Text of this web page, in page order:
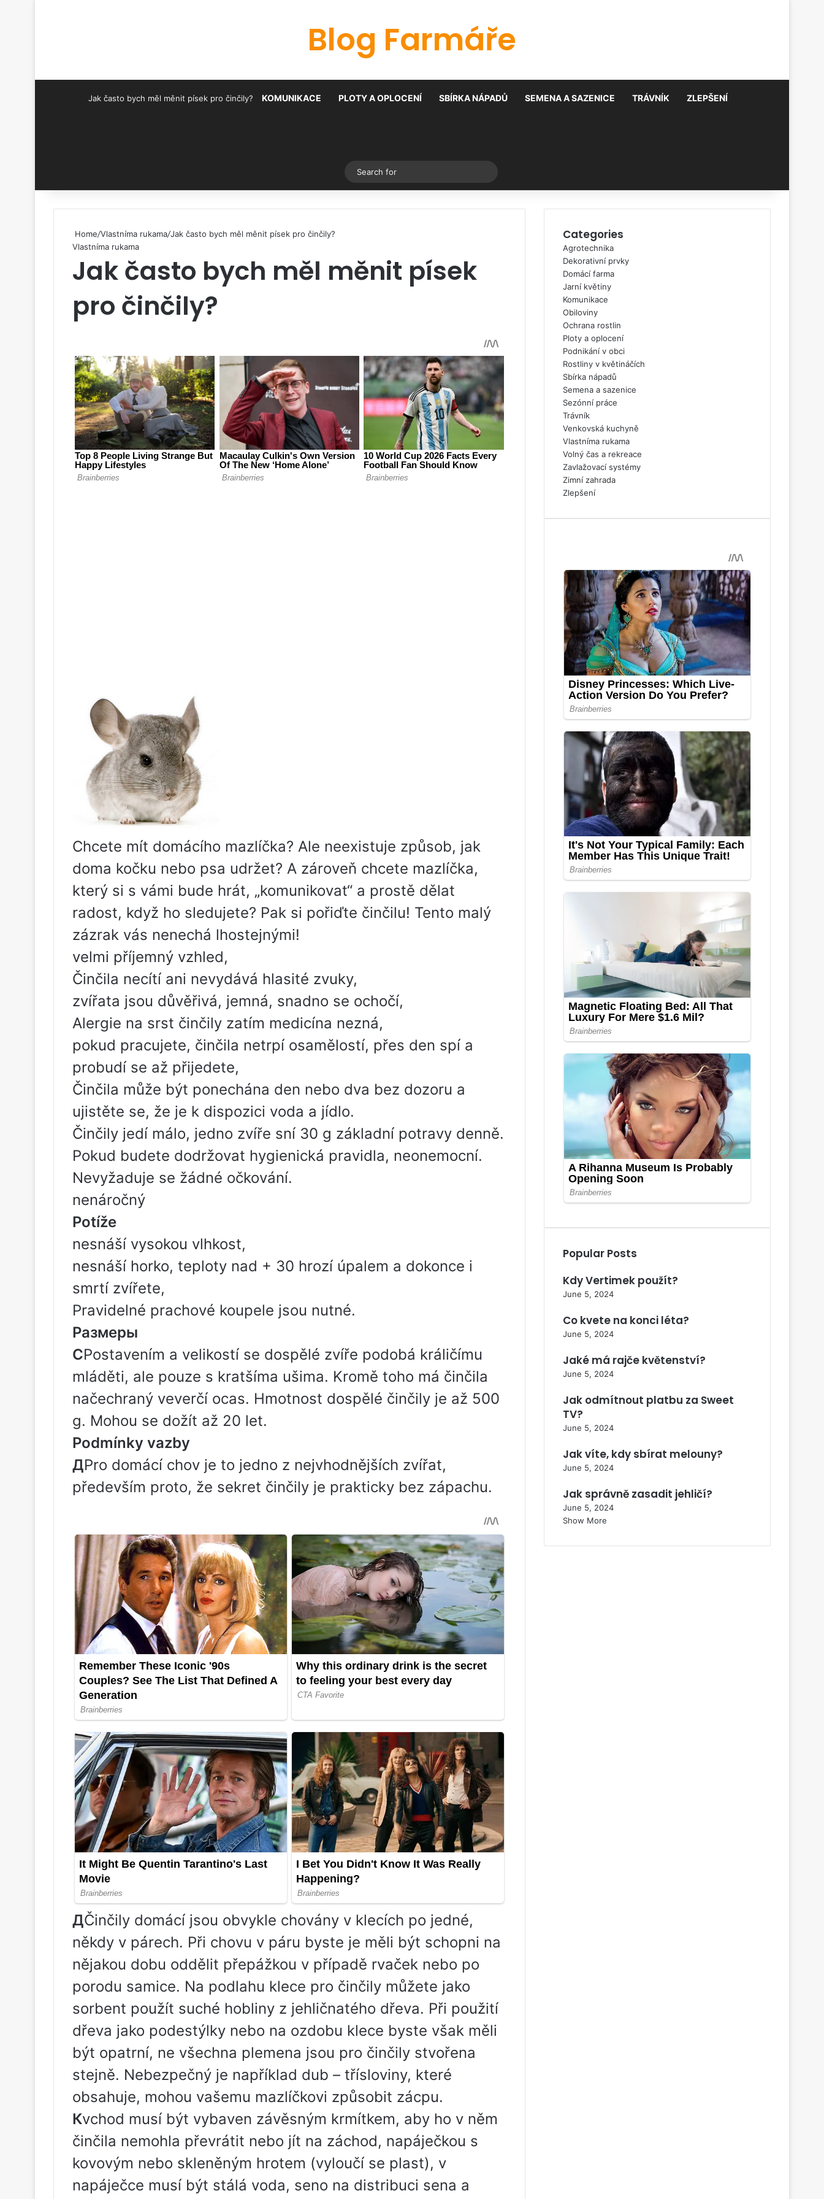
Blog Farmáře
Jak často bych měl měnit písek pro činčily? KOMUNIKACE PLOTY A OPLOCENÍ SBÍRKA NÁPADŮ SEMENA A SAZENICE TRÁVNÍK ZLEPŠENÍ
Switch skin
for
Home/Vlastníma rukama/Jak často bych měl měnit písek pro činčily?
Vlastníma rukama
Jak často bych měl měnit písek
pro činčily?
Chcete mít domácího mazlíčka? Ale neexistuje způsob, jak
doma kočku nebo psa udržet? A zároveň chcete mazlíčka,
který si s vámi bude hrát, „komunikovat“ a prostě dělat
radost, když ho sledujete? Pak si pořiďte činčilu! Tento malý
zázrak vás nenechá lhostejnými!
velmi příjemný vzhled,
Činčila necítí ani nevydává hlasité zvuky,
zvířata jsou důvěřivá, jemná, snadno se ochočí,
Alergie na srst činčily zatím medicína nezná,
pokud pracujete, činčila netrpí osamělostí, přes den spí a
probudí se až přijedete,
Činčila může být ponechána den nebo dva bez dozoru a
ujistěte se, že je k dispozici voda a jídlo.
Činčily jedí málo, jedno zvíře sní 30 g základní potravy denně.
Pokud budete dodržovat hygienická pravidla, neonemocní.
Nevyžaduje se žádné očkování.
nenáročný
Potíže
nesnáší vysokou vlhkost,
nesnáší horko, teploty nad + 30 hrozí úpalem a dokonce i
smrtí zvířete,
Pravidelné prachové koupele jsou nutné.
Размеры
СPostavením a velikostí se dospělé zvíře podobá králičímu
mláděti, ale pouze s kratšíma ušima. Kromě toho má činčila
načechraný veverčí ocas. Hmotnost dospělé činčily je až 500
g. Mohou se dožít až 20 let.
Podmínky vazby
ДPro domácí chov je to jedno z nejvhodnějších zvířat,
především proto, že sekret činčily je prakticky bez zápachu.
ДČinčily domácí jsou obvykle chovány v klecích po jedné,
někdy v párech. Při chovu v páru byste je měli být schopni na
nějakou dobu oddělit přepážkou v případě rvaček nebo po
porodu samice. Na podlahu klece pro činčily můžete jako
sorbent použít suché hobliny z jehličnatého dřeva. Při použití
dřeva jako podestýlky nebo na ozdobu klece byste však měli
být opatrní, ne všechna plemena jsou pro činčily stvořena
stejně. Nebezpečný je například dub – třísloviny, které
obsahuje, mohou vašemu mazlíčkovi způsobit zácpu.
Кvchod musí být vybaven závěsným krmítkem, aby ho v něm
činčila nemohla převrátit nebo jít na záchod, napáječkou s
kovovým nebo skleněným hrotem (vyloučí se plast), v
napáječce musí být stálá voda, seno na distribuci sena a
Categories
Agrotechnika
Dekorativní prvky
Domácí farma
Jarní květiny
Komunikace
Obiloviny
Ochrana rostlin
Ploty a oplocení
Podnikání v obci
Rostliny v květináčích
Sbírka nápadů
Semena a sazenice
Sezónní práce
Trávník
Venkovská kuchyně
Vlastníma rukama
Volný čas a rekreace
Zavlažovací systémy
Zimní zahrada
Zlepšení
Popular Posts
Kdy Vertimek použít?
June 5, 2024
Co kvete na konci léta?
June 5, 2024
Jaké má rajče květenství?
June 5, 2024
Jak odmítnout platbu za Sweet
TV?
June 5, 2024
Jak víte, kdy sbírat melouny?
June 5, 2024
Jak správně zasadit jehličí?
June 5, 2024
Show More